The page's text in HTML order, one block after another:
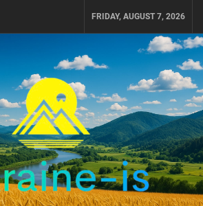
FRIDAY, AUGUST 7, 2026